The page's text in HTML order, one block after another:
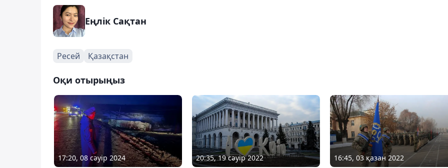
Еңлік Сақтан
Ресей Қазақстан
Оқи отырыңыз
17:20, 08 сәуір 2024 20:35, 19 сәуір 2022 16:45, 03 қазан 2022